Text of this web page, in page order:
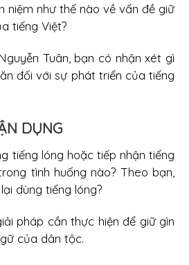
niệm như thế nào về vấn đề giữ
tiếng Việt?
Tuân, bạn có nhận xét gì
đối với sự phát triển của tiếng
DỤNG
tiếng lóng hoặc tiếp nhận tiếng
tình huống nào? Theo bạn,
dùng tiếng lóng?
pháp cần thực hiện để giữ gìn
của dân tộc.